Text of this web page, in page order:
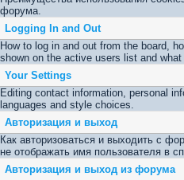
форума.
Logging In and Out
How to log in and out from the board,
shown on the active users list and
Your Settings
Editing contact information, personal
languages and style choices.
Авторизация и выход
Как авторизоваться и выходить с
не отображать имя пользователя в
Авторизация и выход из форума